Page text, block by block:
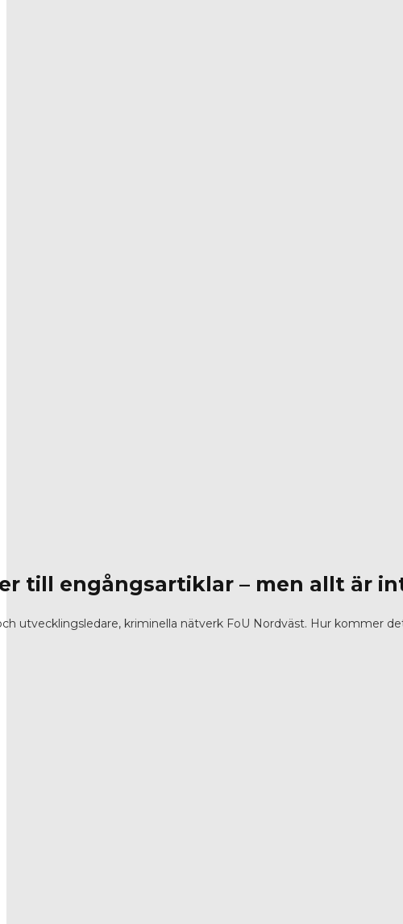
till engångsartiklar – men allt är
utvecklingsledare, kriminella nätverk FoU Nordväst. Hur kommer